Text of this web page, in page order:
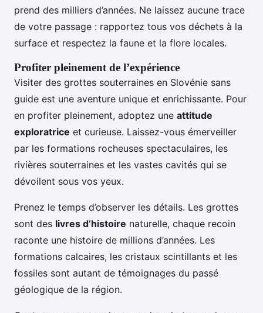
prend des milliers d’années. Ne laissez aucune trace
de votre passage : rapportez tous vos déchets à la
surface et respectez la faune et la flore locales.
Profiter pleinement de l’expérience
Visiter des grottes souterraines en Slovénie sans
guide est une aventure unique et enrichissante. Pour
en profiter pleinement, adoptez une attitude
exploratrice et curieuse. Laissez-vous émerveiller
par les formations rocheuses spectaculaires, les
rivières souterraines et les vastes cavités qui se
dévoilent sous vos yeux.
Prenez le temps d’observer les détails. Les grottes
sont des livres d’histoire naturelle, chaque recoin
raconte une histoire de millions d’années. Les
formations calcaires, les cristaux scintillants et les
fossiles sont autant de témoignages du passé
géologique de la région.